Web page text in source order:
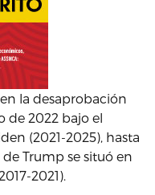
la desaprobación
de 2022 bajo el
(2021-2025), hasta
Trump se situó en
2021).